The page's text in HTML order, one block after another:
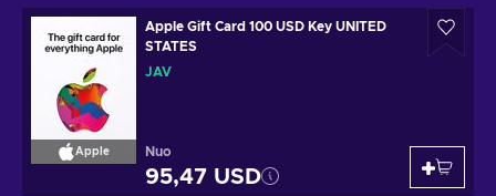
Apple
Apple Gift Card 100 USD Key UNITED
STATES
JAV
Nuo
95,47 USD